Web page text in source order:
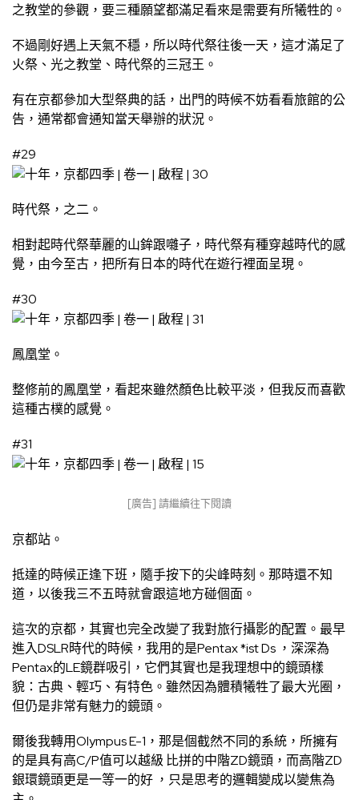
之教堂的參觀，要三種願望都滿足看來是需要有所犧牲的。
不過剛好遇上天氣不穩，所以時代祭往後一天，這才滿足了
火祭、光之教堂、時代祭的三冠王。
有在京都參加大型祭典的話，出門的時候不妨看看旅館的公
告，通常都會通知當天舉辦的狀況。
#29
時代祭，之二。
相對起時代祭華麗的山鉾跟囃子，時代祭有種穿越時代的感
覺，由今至古，把所有日本的時代在遊行裡面呈現。
#30
鳳凰堂。
整修前的鳳凰堂，看起來雖然顏色比較平淡，但我反而喜歡
這種古樸的感覺。
#31
[廣告] 請繼續往下閱讀
京都站。
抵達的時候正逢下班，隨手按下的尖峰時刻。那時還不知
道，以後我三不五時就會跟這地方碰個面。
這次的京都，其實也完全改變了我對旅行攝影的配置。最早
進入DSLR時代的時候，我用的是Pentax *ist Ds ，深深為
Pentax的LE鏡群吸引，它們其實也是我理想中的鏡頭樣
貌：古典、輕巧、有特色。雖然因為體積犧牲了最大光圈，
但仍是非常有魅力的鏡頭。
爾後我轉用Olympus E-1，那是個截然不同的系統，所擁有
的是具有高C/P值可以越級 比拼的中階ZD鏡頭，而高階ZD
銀環鏡頭更是一等一的好 ，只是思考的邏輯變成以變焦為